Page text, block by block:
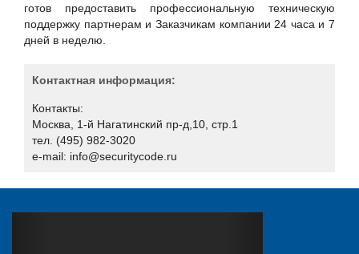
готов предоставить профессиональную техническую
поддержку партнерам и Заказчикам компании 24 часа и 7
дней в неделю.
Контактная информация:
Контакты:
Москва, 1-й Нагатинский пр-д,10, стр.1
тел. (495) 982-3020
e-mail: info@securitycode.ru